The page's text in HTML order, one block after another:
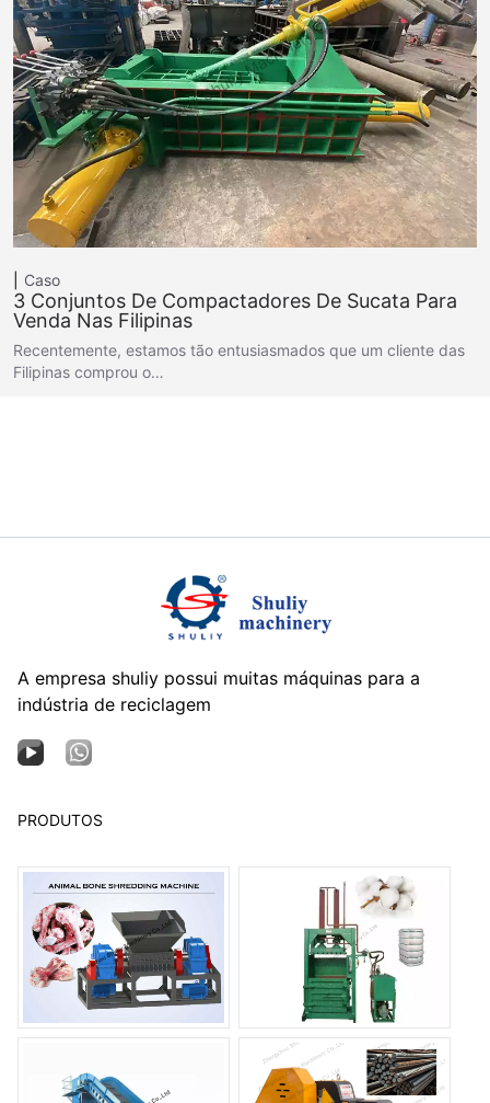
Caso
3 Conjuntos De Compactadores De Sucata Para
Venda Nas Filipinas
Recentemente, estamos tão entusiasmados que um cliente das
Filipinas comprou o…
A empresa shuliy possui muitas máquinas para a
indústria de reciclagem
PRODUTOS